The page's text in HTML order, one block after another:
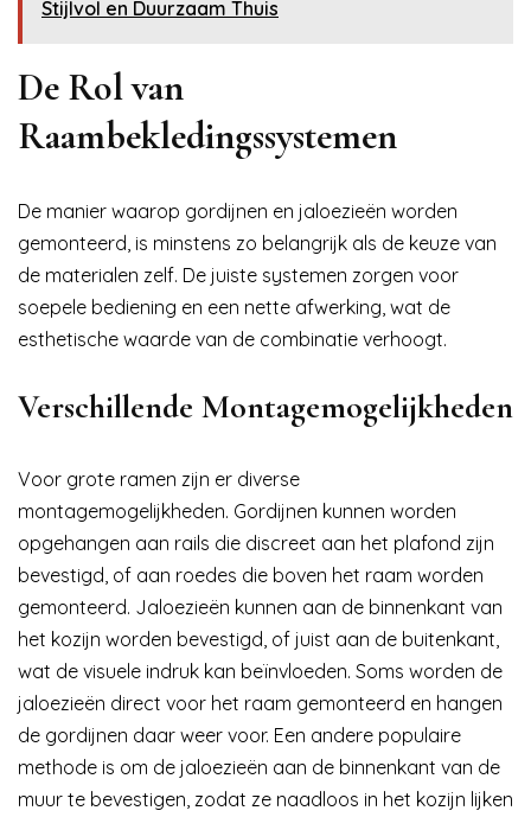
Stijlvol en Duurzaam Thuis
De Rol van
Raambekledingssystemen
De manier waarop gordijnen en jaloezieën worden
gemonteerd, is minstens zo belangrijk als de keuze van
de materialen zelf. De juiste systemen zorgen voor
soepele bediening en een nette afwerking, wat de
esthetische waarde van de combinatie verhoogt.
Verschillende Montagemogelijkheden
Voor grote ramen zijn er diverse
montagemogelijkheden. Gordijnen kunnen worden
opgehangen aan rails die discreet aan het plafond zijn
bevestigd, of aan roedes die boven het raam worden
gemonteerd. Jaloezieën kunnen aan de binnenkant van
het kozijn worden bevestigd, of juist aan de buitenkant,
wat de visuele indruk kan beïnvloeden. Soms worden de
jaloezieën direct voor het raam gemonteerd en hangen
de gordijnen daar weer voor. Een andere populaire
methode is om de jaloezieën aan de binnenkant van de
muur te bevestigen, zodat ze naadloos in het kozijn lijken